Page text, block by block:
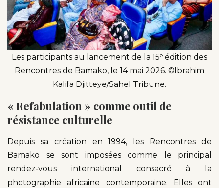
Les participants au lancement de la 15ᵉ édition des
Rencontres de Bamako, le 14 mai 2026. ©Ibrahim
Kalifa Djitteye/Sahel Tribune.
« Refabulation » comme outil de
résistance culturelle
Depuis sa création en 1994, les Rencontres de
Bamako se sont imposées comme le principal
rendez‑vous international consacré à la
photographie africaine contemporaine. Elles ont